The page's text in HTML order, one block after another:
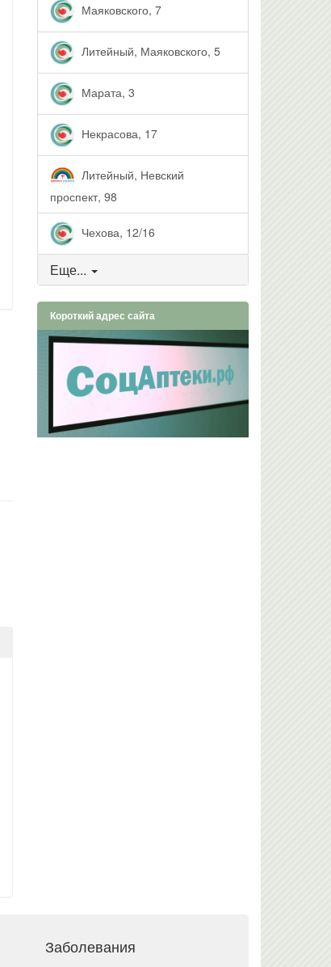
Маяковского, 7
Литейный, Маяковского, 5
Марата, 3
Некрасова, 17
Литейный, Невский
проспект, 98
Чехова, 12/16
Еще...
Короткий адрес сайта
Заболевания